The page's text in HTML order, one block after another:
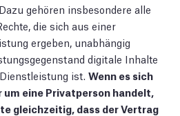
gehören insbesondere alle
die sich aus einer
ergeben, unabhängig
digitale Inhalte
ist. Wenn es sich
um eine Privatperson handelt,
gleichzeitig, dass der Vertrag